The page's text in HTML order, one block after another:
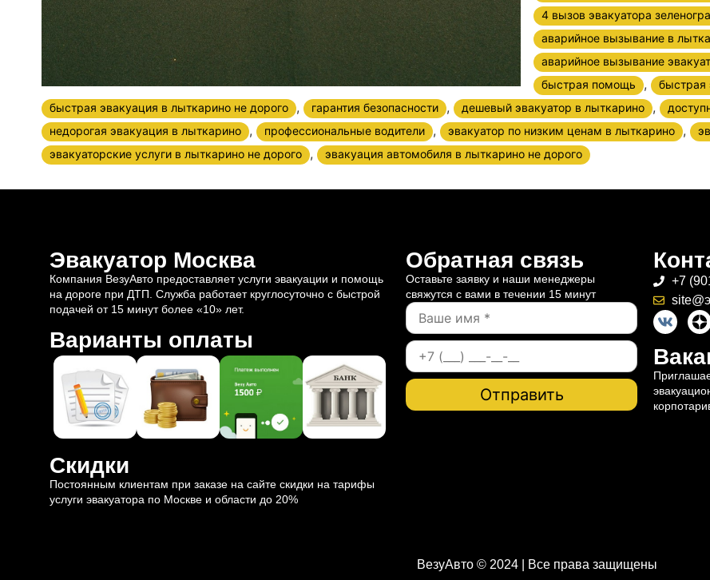
4 вызов эвакуатора
аварийное вызывание в
аварийное вызывание
быстрая помощь , быстрая
быстрая эвакуация в лыткарино не дорого , гарантия безопасности , дешевый эвакуатор в лыткарино ,
недорогая эвакуация в лыткарино , профессиональные водители , эвакуатор по низким ценам в лыткарино ,
эвакуаторские услуги в лыткарино не дорого , эвакуация автомобиля в лыткарино не дорого
Эвакуатор Москва
Компания ВезуАвто предоставляет услуги эвакуации и помощь
на дороге при ДТП. Служба работает круглосуточно с быстрой
подачей от 15 минут более «10» лет.
Варианты оплаты
Скидки
Постоянным клиентам при заказе на сайте скидки на тарифы
услуги эвакуатора по Москве и области до 20%
Обратная связь
Оставьте заявку и наши менеджеры
свяжутся с вами в течении 15 минут
+7
ВезуАвто © 2024 | Все права защищены